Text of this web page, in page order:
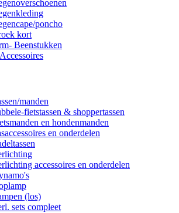
poncho
kort
Beenstukken
manden
fietstassen & shoppertassen
en hondenmanden
en onderdelen
accessoires en onderdelen
(los)
sets compleet